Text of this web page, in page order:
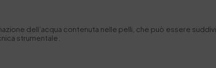
dell’acqua contenuta nelle pelli, che può essere
strumentale.